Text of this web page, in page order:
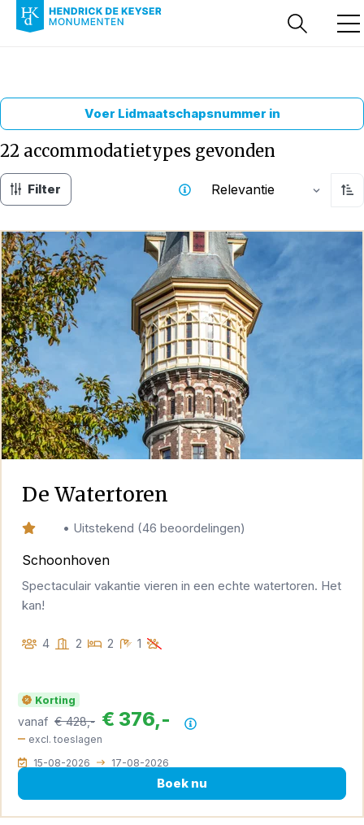
Voer Lidmaatschapsnummer in
22 accommodatietypes gevonden
Filter Relevantie
De Watertoren
• Uitstekend (46 beoordelingen)
Schoonhoven
Spectaculair vakantie vieren in een echte watertoren. Het
kan!
4 2 2 1
Korting
vanaf € 428,- € 376,-
excl. toeslagen
15-08-2026
17-08-2026
Boek nu